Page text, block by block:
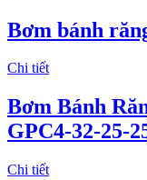
Bơm bánh
Chi tiết
Bơm Bánh
GPC4-32-25-
Chi tiết